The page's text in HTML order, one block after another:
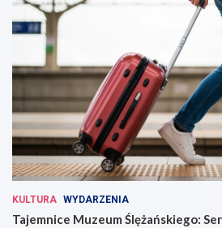
KULTURA WYDARZENIA
Tajemnice Muzeum Ślężańskiego: